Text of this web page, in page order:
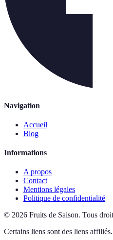
Navigation
Accueil
Blog
Informations
A propos
Contact
Mentions légales
Politique de confidentialité
© 2026 Fruits de Saison. Tous
Certains liens sont des liens affiliés.